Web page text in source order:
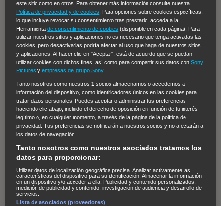
Hudson & Rex Diez libras y un sueño Mr Loverman
Regreso al futuro III NUEVE CUERPOS Los últimos
caballeros Tormenta infinita Sing Street Cobra Kai
Tom
y Lola
High Country
Los casos de Susan Ryeland:
Moonflower Murders Twisted Metal Mentes Criminales:
Hailey Dean Without Sin: Libre de Culpa Morbius
NCIS: Nueva Orleans Pandora En fuera de juego
The Shield: Al margen de la ley Duplicated Preacher
The Killing Kind Intersecciones DOC Bite Club
Circuito cerrado
Alert: Unidad
de personas desaparecidas
Ladrón de guante blanco Hannibal Daños y Perjuicios
AXN Masters of Sex Three PinesAccused Carter
Nevers
este sitio como en otros. Para obtener más información consulte nuestra
Política de privacidad y de cookies
. Para opciones sobre cookies específicas,
lo que incluye revocar su consentimiento tras prestarlo, acceda a la
Herramientade consentimiento de cookies (disponible en cada página). Para
utilizar nuestros sitios y aplicaciones no es necesario que tenga activadas las
cookies, pero desactivarlas podría afectar al uso que haga de nuestros sitios
y aplicaciones. Al hacer clic en "Aceptar", está de acuerdo que se puedan
utilizar cookies con dichos fines, así como para compartir sus datos conSony
Pictures yempresas del grupo Sony.
Tanto nosotros como nuestros1 socios almacenamos o accedemos a
información del dispositivo, como identificadores únicos en las cookies para
tratar datos personales. Puedes aceptar o administrar tus preferencias
haciendo clic abajo, incluido el derecho de oposición en función de tu interés
legítimo o, en cualquier momento, a través de la página de la política de
privacidad. Tus preferencias se notificarán a nuestros socios y no afectarán a
los datos de navegación.
Tanto nosotros como nuestros asociados tratamos los
datos para proporcionar:
Utilizar datos de localización geográfica precisa. Analizar activamente las
características del dispositivo para su identificación. Almacenar la información
en un dispositivo y/o acceder a ella. Publicidad y contenido personalizados,
medición de publicidad y contenido, investigación de audiencia y desarrollo de
servicios.
Lista de asociados (proveedores)